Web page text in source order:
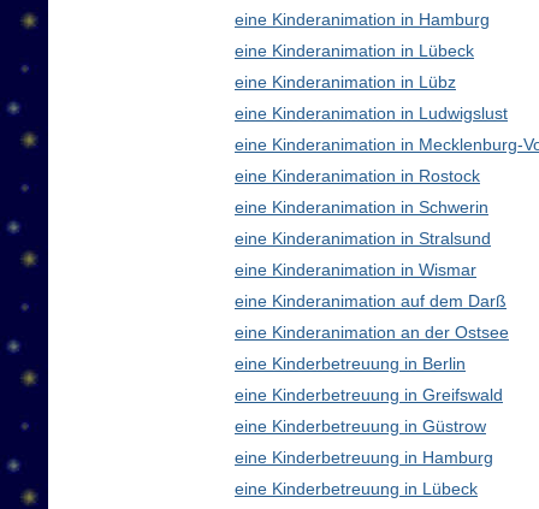
eine Kinderanimation in Hamburg
eine Kinderanimation in Lübeck
eine Kinderanimation in Lübz
eine Kinderanimation in Ludwigslust
eine Kinderanimation in Mecklenburg-
eine Kinderanimation in Rostock
eine Kinderanimation in Schwerin
eine Kinderanimation in Stralsund
eine Kinderanimation in Wismar
eine Kinderanimation auf dem Darß
eine Kinderanimation an der Ostsee
eine Kinderbetreuung in Berlin
eine Kinderbetreuung in Greifswald
eine Kinderbetreuung in Güstrow
eine Kinderbetreuung in Hamburg
eine Kinderbetreuung in Lübeck